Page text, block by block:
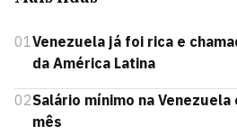
01Venezuela já foi rica e
da América Latina
02Salário mínimo na Venezuela
mês